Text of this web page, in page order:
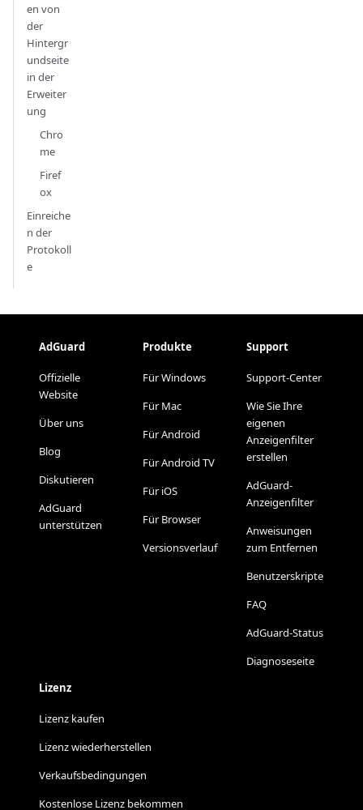
en von
der
Hintergr
undseite
in der
Erweiter
ung
Chro
me
Firef
ox
Einreiche
n der
Protokoll
e
AdGuard
Offizielle
Website
Über uns
Blog
Diskutieren
AdGuard
unterstützen
Produkte
Für Windows
Für Mac
Für Android
Für Android TV
Für iOS
Für Browser
Versionsverlauf
Support
Support-Center
Wie Sie Ihre
eigenen
Anzeigenfilter
erstellen
AdGuard-
Anzeigenfilter
Anweisungen
zum Entfernen
Benutzerskripte
FAQ
AdGuard-Status
Diagnoseseite
Lizenz
Lizenz kaufen
Lizenz wiederherstellen
Verkaufsbedingungen
Kostenlose Lizenz bekommen